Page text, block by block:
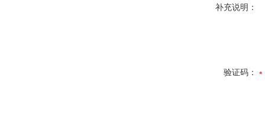
补充说明：
验证码：